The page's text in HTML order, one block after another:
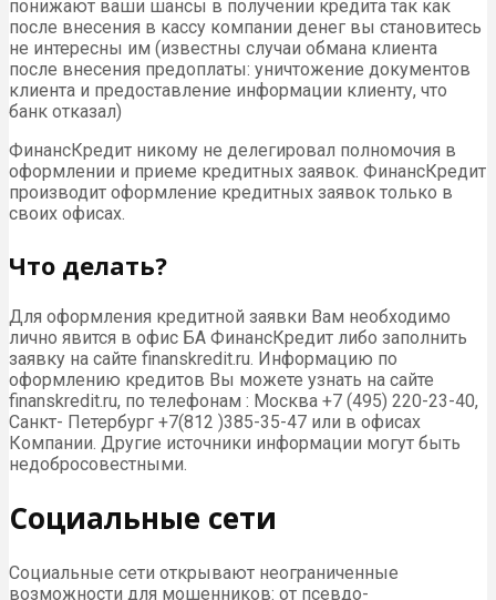
понижают ваши шансы в получении кредита так как
после внесения в кассу компании денег вы становитесь
не интересны им (известны случаи обмана клиента
после внесения предоплаты: уничтожение документов
клиента и предоставление информации клиенту, что
банк отказал)
ФинансКредит никому не делегировал полномочия в
оформлении и приеме кредитных заявок. ФинансКредит
производит оформление кредитных заявок только в
своих офисах.
Что делать?
Для оформления кредитной заявки Вам необходимо
лично явится в офис БА ФинансКредит либо заполнить
заявку на сайте finanskredit.ru. Информацию по
оформлению кредитов Вы можете узнать на сайте
finanskredit.ru, по телефонам : Москва +7 (495) 220-23-40,
Санкт- Петербург +7(812 )385-35-47 или в офисах
Компании. Другие источники информации могут быть
недобросовестными.
Социальные сети
Социальные сети открывают неограниченные
возможности для мошенников: от псевдо-